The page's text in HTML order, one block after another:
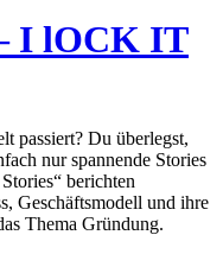
I lOCK IT
passiert? Du überlegst,
nur spannende Stories
berichten
Geschäftsmodell und ihre
Thema Gründung.